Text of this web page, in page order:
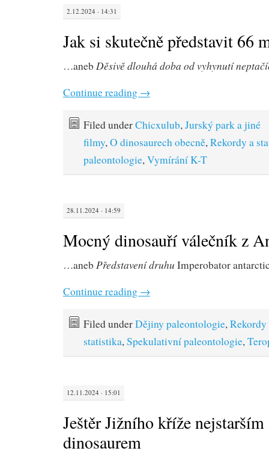
2.12.2024 · 14:31
Jak si skutečně představit 66
…aneb Děsivě dlouhá doba od vyhynutí
Continue reading →
Filed underChicxulub,Jurský park a jiné
filmy,O dinosaurech obecně,Rekordy a
paleontologie,Vymírání K-T
28.11.2024 · 14:59
Mocný dinosauří válečník z
…aneb Představení druhu Imperobator
Continue reading →
Filed underDějiny paleontologie,Rekordy
statistika,Spekulativní paleontologie,
12.11.2024 · 15:01
Ještěr Jižního kříže
dinosaurem